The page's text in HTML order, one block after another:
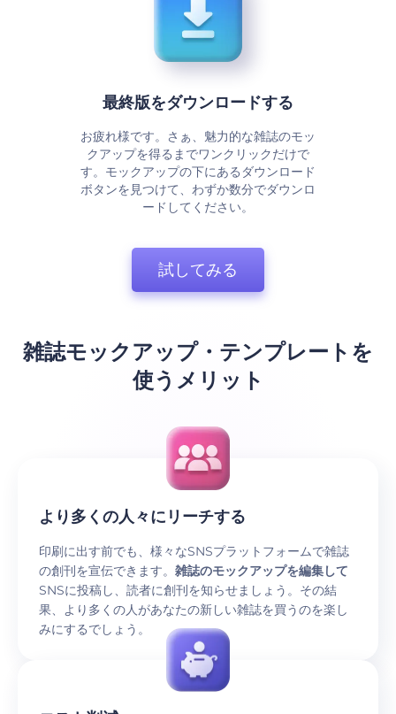
最終版をダウンロードする
お疲れ様です。さぁ、魅力的な雑誌のモッ
クアップを得るまでワンクリックだけで
す。モックアップの下にあるダウンロード
ボタンを見つけて、わずか数分でダウンロ
ードしてください。
試してみる
雑誌モックアップ・テンプレートを
使うメリット
より多くの人々にリーチする
印刷に出す前でも、様々なSNSプラットフォームで雑誌
の創刊を宣伝できます。 雑誌のモックアップを編集して
SNSに投稿し、読者に創刊を知らせましょう。その結
果、より多くの人があなたの新しい雑誌を買うのを楽し
みにするでしょう。